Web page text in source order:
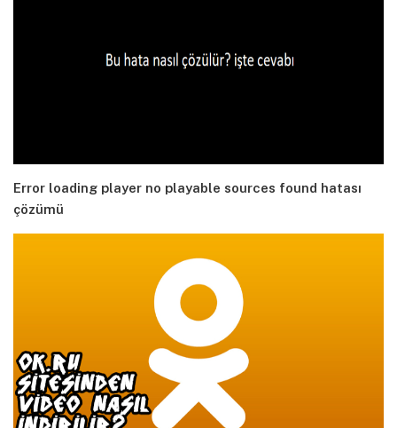
Error loading player no playable sources found hatası
çözümü